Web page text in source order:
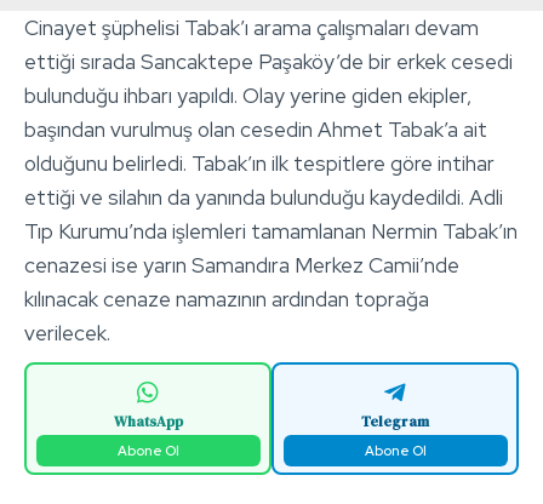
Cinayet şüphelisi Tabak’ı arama çalışmaları devam
ettiği sırada Sancaktepe Paşaköy’de bir erkek cesedi
bulunduğu ihbarı yapıldı. Olay yerine giden ekipler,
başından vurulmuş olan cesedin Ahmet Tabak’a ait
olduğunu belirledi. Tabak’ın ilk tespitlere göre intihar
ettiği ve silahın da yanında bulunduğu kaydedildi. Adli
Tıp Kurumu’nda işlemleri tamamlanan Nermin Tabak’ın
cenazesi ise yarın Samandıra Merkez Camii’nde
kılınacak cenaze namazının ardından toprağa
verilecek.
WhatsApp
Abone Ol
Telegram
Abone Ol